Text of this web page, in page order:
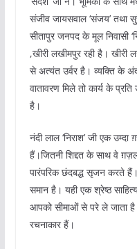
संजीव जायसवाल ‘संजय’ तथा
सीतापुर जनपद के मूल निवासी
,खीरी लखीमपुर रही है। खीरी
से अत्यंत उर्वर है। व्यक्ति के
वातावरण मिले तो कार्य के
है।
नंदी लाल ‘निराश’ जी एक
हैं।जितनी शिद्दत के साथ वे
पारंपरिक छंदबद्ध सृजन करते
समान है। यही एक श्रेष्ठ
आपको सीमाओं से परे ले जाता है।
रचनाकार हैं।